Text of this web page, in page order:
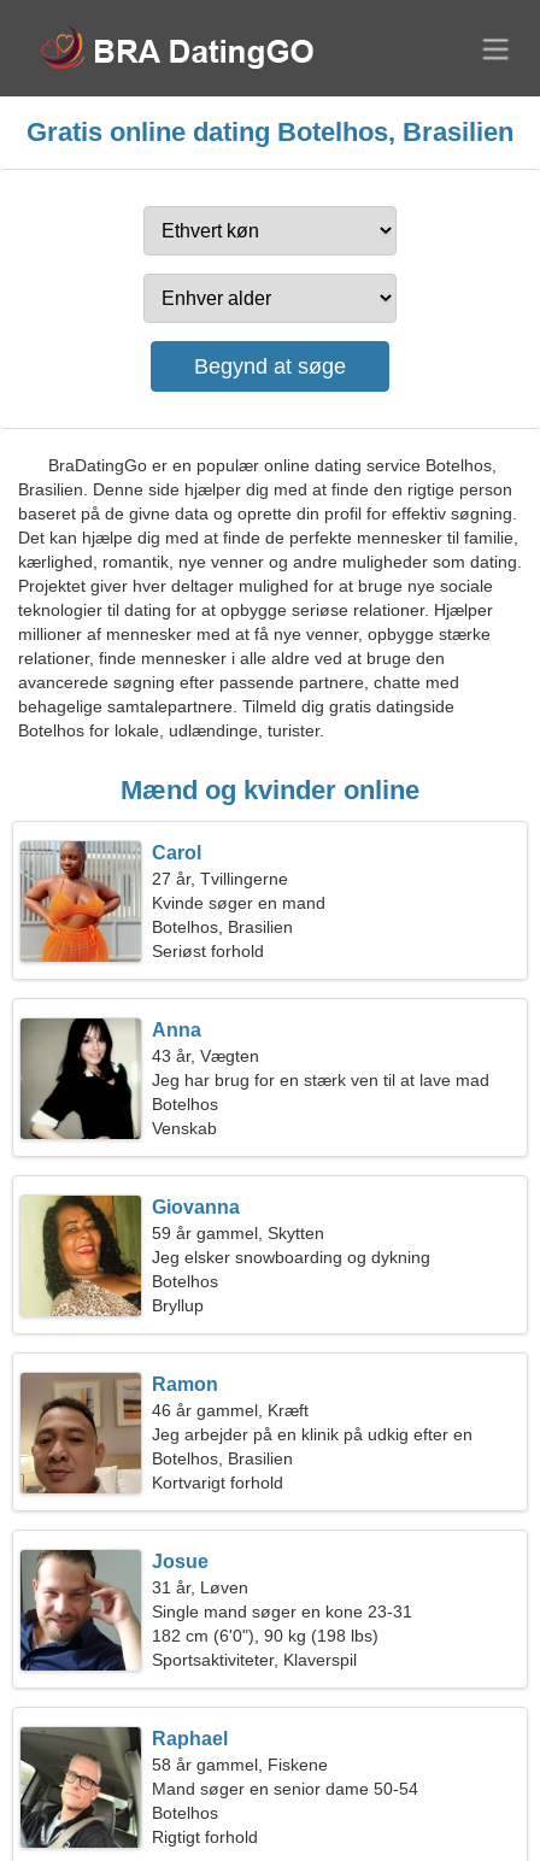
Gratis online dating Botelhos, Brasilien
BraDatingGo er en populær online dating service Botelhos,
Brasilien. Denne side hjælper dig med at finde den rigtige person
baseret på de givne data og oprette din profil for effektiv søgning.
Det kan hjælpe dig med at finde de perfekte mennesker til familie,
kærlighed, romantik, nye venner og andre muligheder som dating.
Projektet giver hver deltager mulighed for at bruge nye sociale
teknologier til dating for at opbygge seriøse relationer. Hjælper
millioner af mennesker med at få nye venner, opbygge stærke
relationer, finde mennesker i alle aldre ved at bruge den
avancerede søgning efter passende partnere, chatte med
behagelige samtalepartnere. Tilmeld dig gratis datingside
Botelhos for lokale, udlændinge, turister.
Mænd og kvinder online
Carol
27 år, Tvillingerne
Kvinde søger en mand
Botelhos, Brasilien
Seriøst forhold
Anna
43 år, Vægten
Jeg har brug for en stærk ven til at lave mad
sammen
Botelhos
Venskab
Giovanna
59 år gammel, Skytten
Jeg elsker snowboarding og dykning
Botelhos
Bryllup
Ramon
46 år gammel, Kræft
Jeg arbejder på en klinik på udkig efter en
energisk kvinde
Botelhos, Brasilien
Kortvarigt forhold
Josue
31 år, Løven
Single mand søger en kone 23-31
182 cm (6'0"), 90 kg (198 lbs)
Sportsaktiviteter, Klaverspil
Raphael
58 år gammel, Fiskene
Mand søger en senior dame 50-54
Botelhos
Rigtigt forhold